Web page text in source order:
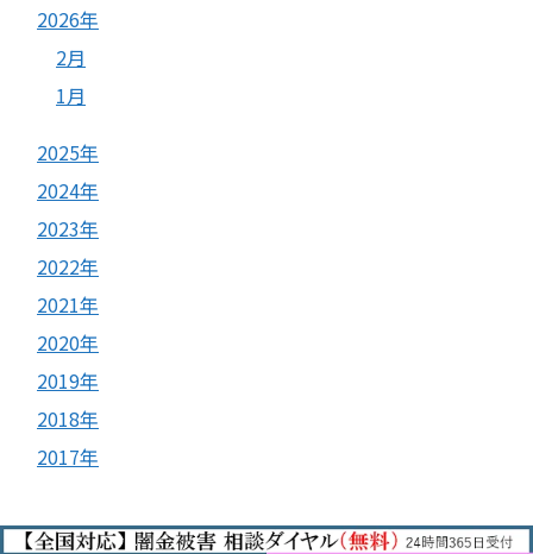
2026年
2月
1月
2025年
2024年
2023年
2022年
2021年
2020年
2019年
2018年
2017年